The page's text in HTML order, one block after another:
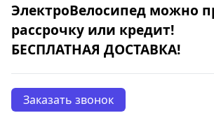
ЭлектроВелосипед можно
рассрочку или кредит!
БЕСПЛАТНАЯ ДОСТАВКА!
Заказать звонок